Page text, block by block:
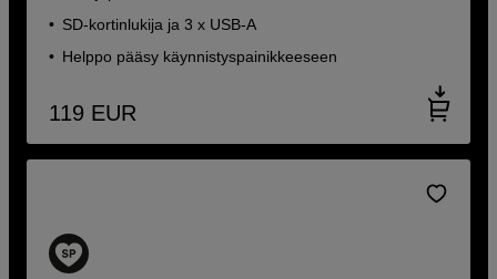
SD-kortinlukija ja 3 x USB-A
Helppo pääsy käynnistyspainikkeeseen
119 EUR